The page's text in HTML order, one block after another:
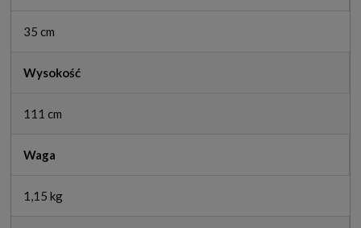
35 cm
Wysokość
111 cm
Waga
1,15 kg